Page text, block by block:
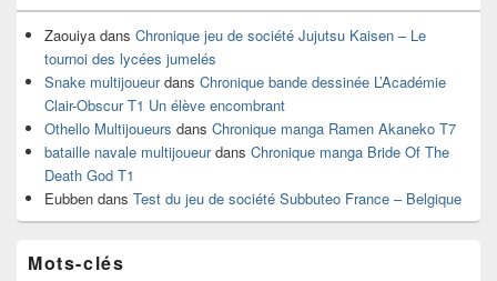
Zaouiya dans Chronique jeu de société Jujutsu Kaisen – Le
tournoi des lycées jumelés
Snake multijoueurdans Chronique bande dessinée L’Académie
Clair-Obscur T1 Un élève encombrant
Othello Multijoueurs dans Chronique manga Ramen Akaneko T7
bataille navale multijoueurdans Chronique manga Bride Of The
Death God T1
Eubben dans Test du jeu de société Subbuteo France – Belgique
Mots-clés